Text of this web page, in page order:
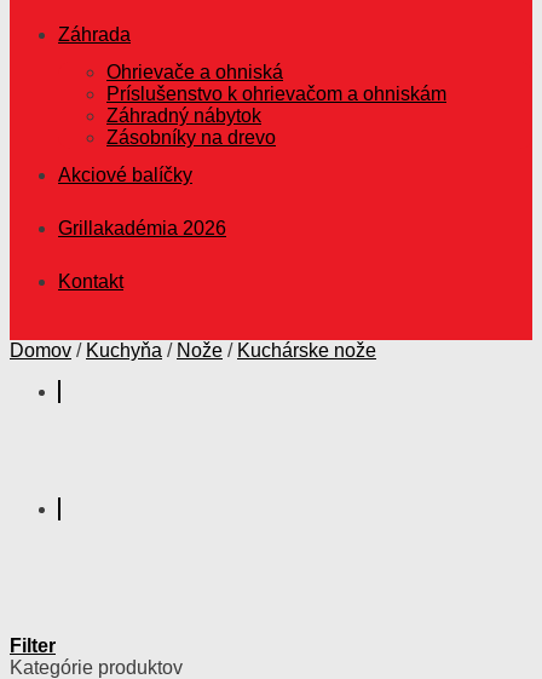
Záhrada
Ohrievače a ohniská
Príslušenstvo k ohrievačom a ohniskám
Záhradný nábytok
Zásobníky na drevo
Akciové balíčky
Grillakadémia 2026
Kontakt
Domov / Kuchyňa / Nože / Kuchárske nože
Filter
Kategórie produktov